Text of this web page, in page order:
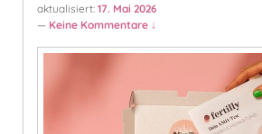
aktualisiert:17. Mai 2026
— Keine Kommentare ↓